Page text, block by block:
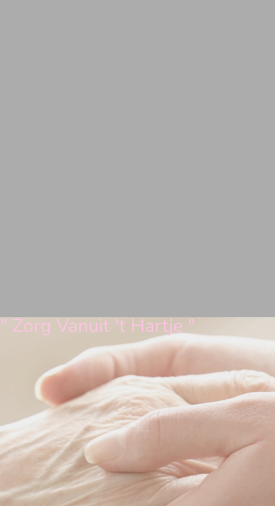
" Zorg Vanuit 't Hartje "